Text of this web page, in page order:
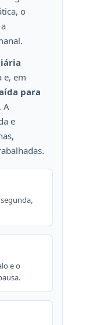
o
e, em
para
. A
e
e o